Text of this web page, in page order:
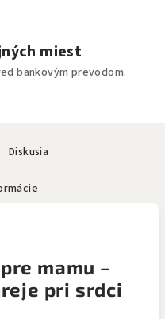
miest
bankovým prevodom.
Diskusia
mamu –
pri srdci